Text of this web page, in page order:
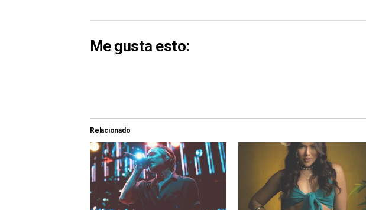
Me gusta esto:
Relacionado